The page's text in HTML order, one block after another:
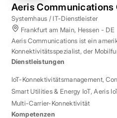
Aeris Communications
Systemhaus / IT-Dienstleister
Frankfurt am Main, Hessen - DE
Aeris Communications ist ein
Konnektivitätsspezialist, der
Management in über 190 Ländern
Dienstleistungen
IoT-Konnektivitätsmanagement,
Smart Utilities & Energy IoT,Aeris
Multi-Carrier-Konnektivität
Kompetenzen